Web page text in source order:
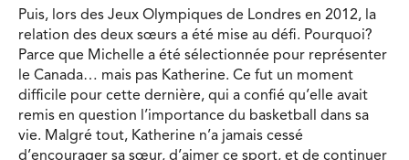
Puis, lors des Jeux Olympiques de Londres en 2012, la
relation des deux sœurs a été mise au défi. Pourquoi?
Parce que Michelle a été sélectionnée pour représenter
le Canada… mais pas Katherine. Ce fut un moment
difficile pour cette dernière, qui a confié qu’elle avait
remis en question l’importance du basketball dans sa
vie. Malgré tout, Katherine n’a jamais cessé
d’encourager sa sœur, d’aimer ce sport, et de continuer